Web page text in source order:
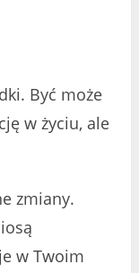
Być może
w życiu, ale
zmiany.
w Twoim